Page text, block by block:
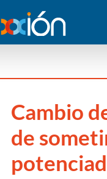
Cambio
de